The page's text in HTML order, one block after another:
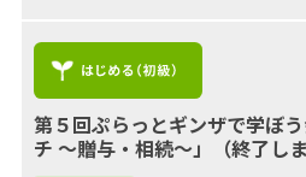
第５回ぷらっとギンザで学ぼ
チ ～贈与・相続～」（終了しま